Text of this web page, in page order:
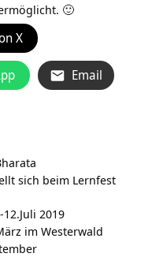
🙂
X
Email
sich beim Lernfest
2019
im Westerwald